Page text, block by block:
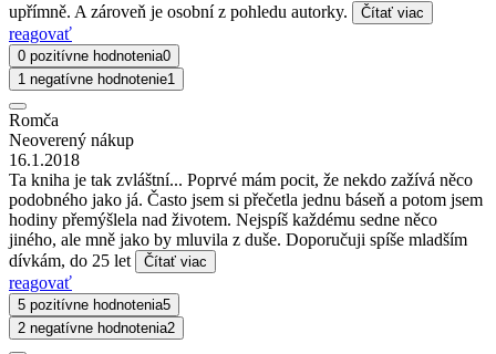
upřímně. A zároveň je osobní z pohledu autorky.
Čítať viac
reagovať
0 pozitívne hodnotenia0
1 negatívne hodnotenie1
Romča
Neoverený nákup
16.1.2018
Ta kniha je tak zvláštní... Poprvé mám pocit, že nekdo zažívá něco
podobného jako já. Často jsem si přečetla jednu báseň a potom jsem
hodiny přemýšlela nad životem. Nejspíš každému sedne něco
jiného, ale mně jako by mluvila z duše. Doporučuji spíše mladším
dívkám, do 25 let
Čítať viac
reagovať
5 pozitívne hodnotenia5
2 negatívne hodnotenia2